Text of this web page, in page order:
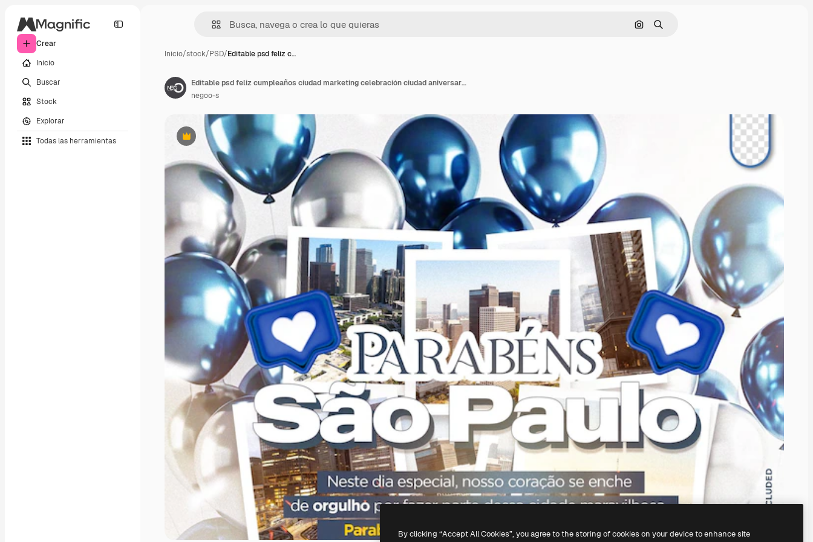
Crear
Inicio
Buscar
Stock
Explorar
Todas las herramientas
Buscar por imagen
Buscar
Inicio/stock/PSD/Editable psd feliz c…
Premium
Editable psd feliz cumpleaños ciudad marketing celebración ciudad aniversario
negoo-s
By clicking “Accept All Cookies”, you agree to the storing of cookies on your device to enhance site